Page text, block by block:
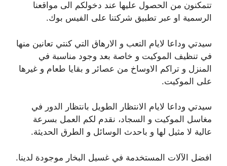
تتمكنون من الحصول عليها عند دخولكم الى مواقعنا
الرسمية او عبر تطبيق شركتنا على الفيس بوك.
سيدتي وداعا لايام التعب و الارهاق التي كنتي تعانين منها
في تنظيف الموكيت و خاصة بعد وجود مناسبة في
المنزل و تراكم الاوساخ من عصائر و بقايا طعام و غيرها
على الموكيت.
سيدتي وداعا لايام الانتظار الطويل بانتظار الدور في
مغاسل الموكيت و السجاد، نقدم لكم العمل بسرعة
عالية لا مثيل لها و باحدث الوسائل و الطرق الحديثة.
افضل الآلات المستخدمة في غسيل البخار موجودة لدينا.